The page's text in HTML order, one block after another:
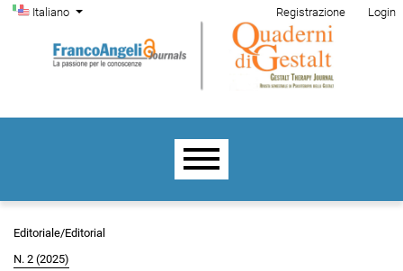
Salta al menu principale di navigazione
Salta al contenuto principale
Salta al piè di pagina del sito
Cambia la lingua. La lingua corrente è:
Italiano
Menu di amministrazione
Registrazione Login
Menu principale
Editoriale/Editorial
N. 2 (2025)